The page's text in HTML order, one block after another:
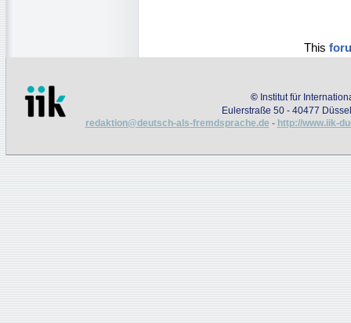
This
© Institut für
Eulerstraße 50 - 40477
redaktion@deutsch-als-fremdsprache.de - http://www.iik-